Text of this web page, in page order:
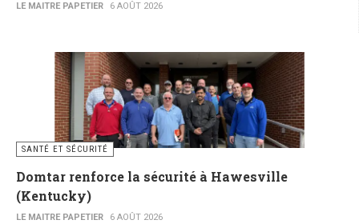
LE MAITRE PAPETIER 6 AOÛT 2026
SANTÉ ET SÉCURITÉ
Domtar renforce la sécurité à Hawesville
(Kentucky)
LE MAITRE PAPETIER 6 AOÛT 2026